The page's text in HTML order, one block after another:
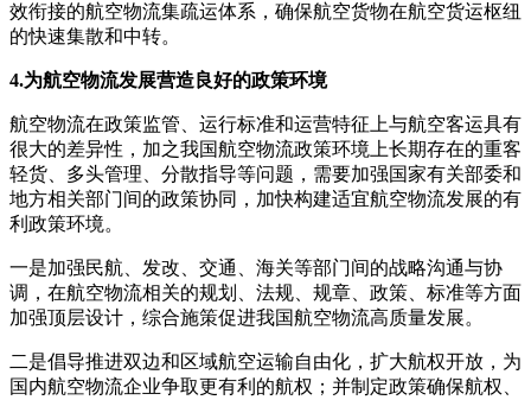
效衔接的航空物流集疏运体系，确保航空货物在航空货运枢纽
的快速集散和中转。
4.为航空物流发展营造良好的政策环境
航空物流在政策监管、运行标准和运营特征上与航空客运具有
很大的差异性，加之我国航空物流政策环境上长期存在的重客
轻货、多头管理、分散指导等问题，需要加强国家有关部委和
地方相关部门间的政策协同，加快构建适宜航空物流发展的有
利政策环境。
一是加强民航、发改、交通、海关等部门间的战略沟通与协
调，在航空物流相关的规划、法规、规章、政策、标准等方面
加强顶层设计，综合施策促进我国航空物流高质量发展。
二是倡导推进双边和区域航空运输自由化，扩大航权开放，为
国内航空物流企业争取更有利的航权； 并制定政策确保航权、